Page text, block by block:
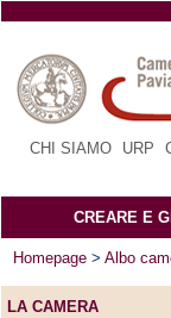
CHI SIAMO URP
CREARE E
Homepage > Albo
LA CAMERA